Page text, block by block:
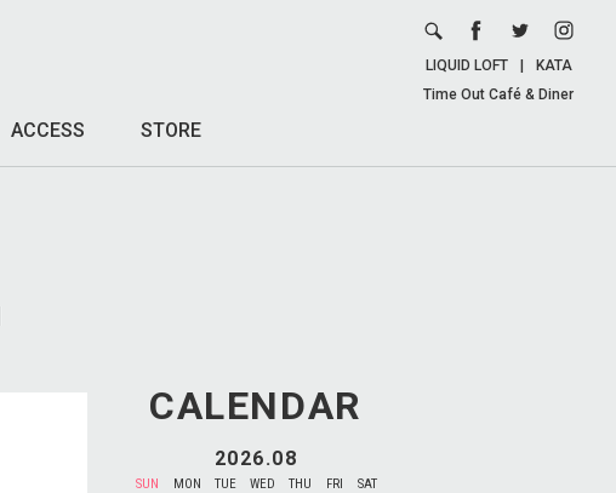
ACCESS STORE
LIQUID LOFT
KATA
Time Out Café & Diner
CALENDAR
2026.08
SUN MON TUE WED THU FRI SAT